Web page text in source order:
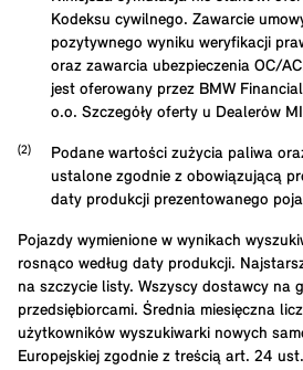
Kodeksu cywilnego. Zawarcie
pozytywnego wyniku weryfikacji
oraz zawarcia ubezpieczenia OC/
jest oferowany przez BMW
o.o. Szczegóły oferty u Dealerów
Podane wartości zużycia paliwa
ustalone zgodnie z obowiązującą
daty produkcji prezentowanego
Pojazdy wymienione w wynikach
rosnąco według daty produkcji.
na szczycie listy. Wszyscy dostawcy na
przedsiębiorcami. Średnia miesięczna
użytkowników wyszukiwarki nowych
Europejskiej zgodnie z treścią art. 24